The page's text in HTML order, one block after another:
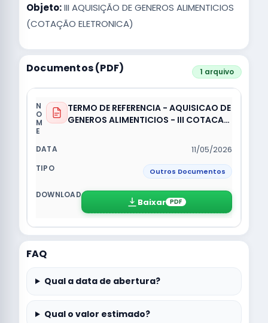
Objeto:III AQUISIÇÃO DE GENEROS ALIMENTICIOS
(COTAÇÃO ELETRONICA)
Documentos (PDF) 1 arquivo
TERMO DE REFERENCIA - AQUISICAO DE
GENEROS ALIMENTICIOS - III COTACAO
11/05/2026
Outros Documentos
Baixar PDF
FAQ
Qual a data de abertura?
Qual o valor estimado?